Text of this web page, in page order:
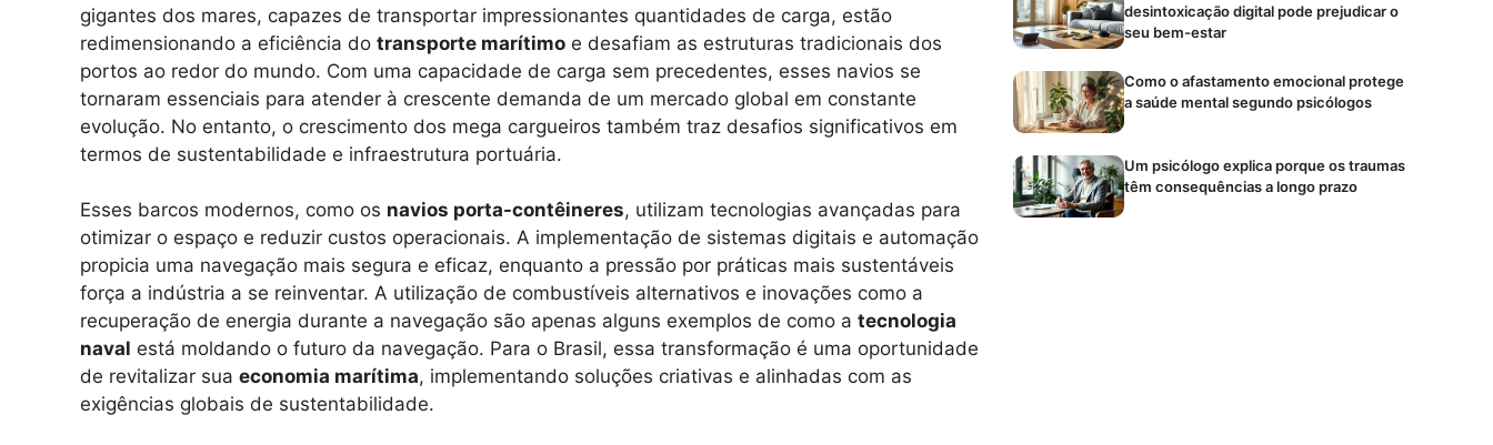
gigantes dos mares, capazes de transportar impressionantes quantidades de carga, estão
redimensionando a eficiência do transporte marítimo e desafiam as estruturas tradicionais dos
portos ao redor do mundo. Com uma capacidade de carga sem precedentes, esses navios se
tornaram essenciais para atender à crescente demanda de um mercado global em constante
evolução. No entanto, o crescimento dos mega cargueiros também traz desafios significativos em
termos de sustentabilidade e infraestrutura portuária.
Esses barcos modernos, como os navios porta-contêineres, utilizam tecnologias avançadas para
otimizar o espaço e reduzir custos operacionais. A implementação de sistemas digitais e automação
propicia uma navegação mais segura e eficaz, enquanto a pressão por práticas mais sustentáveis
força a indústria a se reinventar. A utilização de combustíveis alternativos e inovações como a
recuperação de energia durante a navegação são apenas alguns exemplos de como a tecnologia
naval está moldando o futuro da navegação. Para o Brasil, essa transformação é uma oportunidade
de revitalizar sua economia marítima, implementando soluções criativas e alinhadas com as
exigências globais de sustentabilidade.
desintoxicação digital pode prejudicar o
seu bem-estar
Como o afastamento emocional protege
a saúde mental segundo psicólogos
Um psicólogo explica porque os traumas
têm consequências a longo prazo